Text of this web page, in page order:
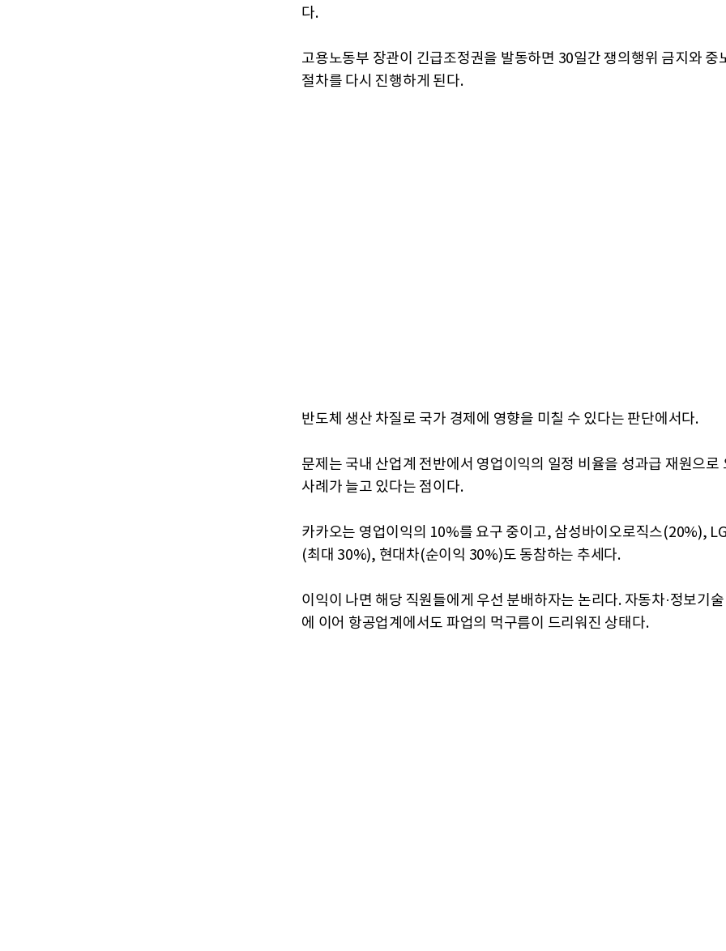
다.
고용노동부 장관이 긴급조정권을 발동하면 30일간 쟁의행위 금지와 중
절차를 다시 진행하게 된다.
반도체 생산 차질로 국가 경제에 영향을 미칠 수 있다는 판단에서다.
문제는 국내 산업계 전반에서 영업이익의 일정 비율을 성과급 재원으로
사례가 늘고 있다는 점이다.
카카오는 영업이익의 10%를 요구 중이고, 삼성바이오로직스(20%),
(최대 30%), 현대차(순이익 30%)도 동참하는 추세다.
이익이 나면 해당 직원들에게 우선 분배하자는 논리다. 자동차·정보기
에 이어 항공업계에서도 파업의 먹구름이 드리워진 상태다.